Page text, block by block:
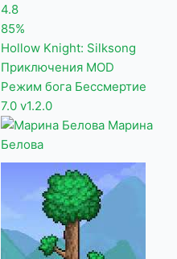
4.8
85%
Hollow Knight: Silksong
Приключения MOD
Режим бога Бессмертие
7.0 v1.2.0
Марина
Белова